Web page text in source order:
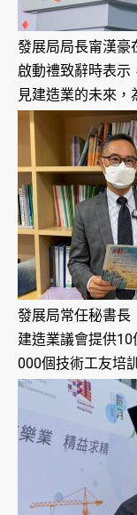
發展局局長甯漢豪
啟動禮致辭時表示
見建造業的未來，
發展局常任秘書長
建造業議會提供
000個技術工友培